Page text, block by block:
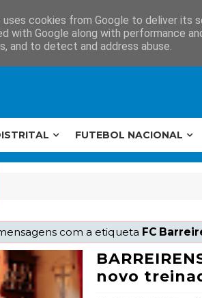
FUTEBOL NACIONAL
com a etiqueta FC
novo
uses cookies from Google to deliver its
with Google along with performance
and to detect and address abuse.